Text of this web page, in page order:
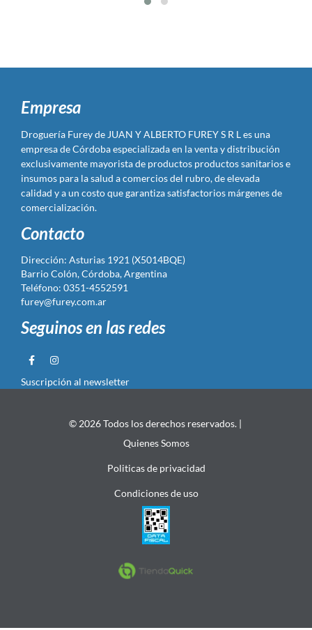
Empresa
Droguería Furey de JUAN Y ALBERTO FUREY S R L es una
empresa de Córdoba especializada en la venta y distribución
exclusivamente mayorista de productos productos sanitarios e
insumos para la salud a comercios del rubro, de elevada
calidad y a un costo que garantiza satisfactorios márgenes de
comercialización.
Contacto
Dirección: Asturias 1921 (X5014BQE)
Barrio Colón, Córdoba, Argentina
Teléfono: 0351-4552591
furey@furey.com.ar
Seguinos en las redes
Suscripción al newsletter
© 2026 Todos los derechos reservados. |
Quienes Somos
Politicas de privacidad
Condiciones de uso